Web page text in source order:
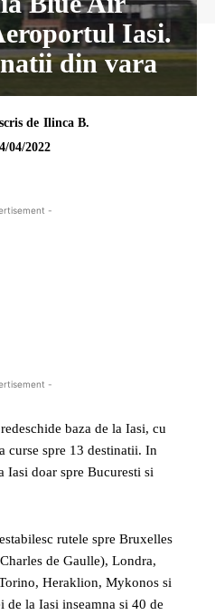
Iasi.
din vara
de Ilinca B.
04/2022
-
-
baza de la Iasi, cu
curse spre 13 destinatii. In
Iasi doar spre Bucuresti si
rutele spre Bruxelles
de Gaulle), Londra,
Heraklion, Mykonos si
de la Iasi inseamna si 40 de